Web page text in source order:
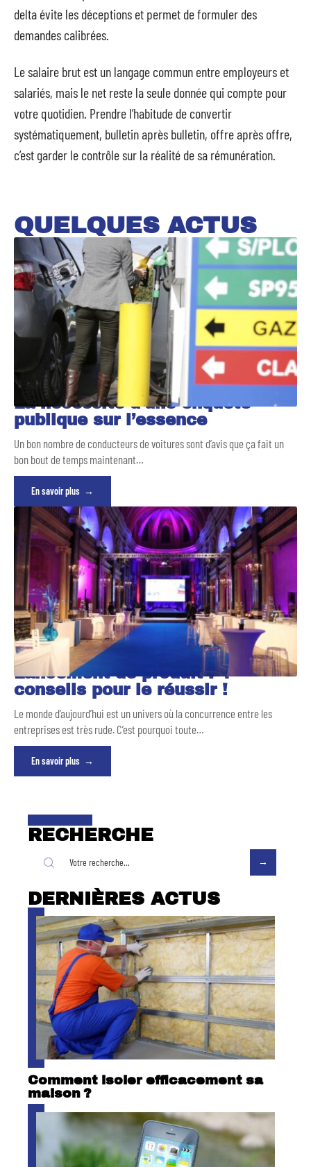
delta évite les déceptions et permet de formuler des
demandes calibrées.
Le salaire brut est un langage commun entre employeurs et
salariés, mais le net reste la seule donnée qui compte pour
votre quotidien. Prendre l’habitude de convertir
systématiquement, bulletin après bulletin, offre après offre,
c’est garder le contrôle sur la réalité de sa rémunération.
QUELQUES ACTUS
La nécessité d’une enquête
publique sur l’essence
Un bon nombre de conducteurs de voitures sont d’avis que ça fait un
bon bout de temps maintenant…
En savoir plus
Lancement de produit : 4
conseils pour le réussir !
Le monde d’aujourd’hui est un univers où la concurrence entre les
entreprises est très rude. C’est pourquoi toute…
En savoir plus
RECHERCHE
DERNIÈRES ACTUS
Comment isoler efficacement sa
maison ?